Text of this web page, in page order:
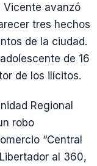
Vicente avanzó
tres hechos
de la ciudad.
de 16
de los ilícitos.
Regional
robo
“Central
al 360,